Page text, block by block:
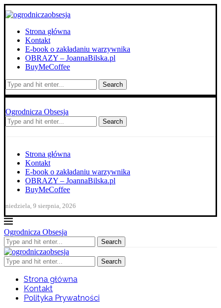
Strona główna
Kontakt
E-book o zakładaniu warzywnika
OBRAZY – JoannaBilska.pl
BuyMeCoffee
Search
Ogrodnicza Obsesja
Search
Strona główna
Kontakt
E-book o zakładaniu warzywnika
OBRAZY – JoannaBilska.pl
BuyMeCoffee
niedziela, 9 sierpnia, 2026
Ogrodnicza Obsesja
Search
Search
Strona główna
Kontakt
Polityka Prywatności